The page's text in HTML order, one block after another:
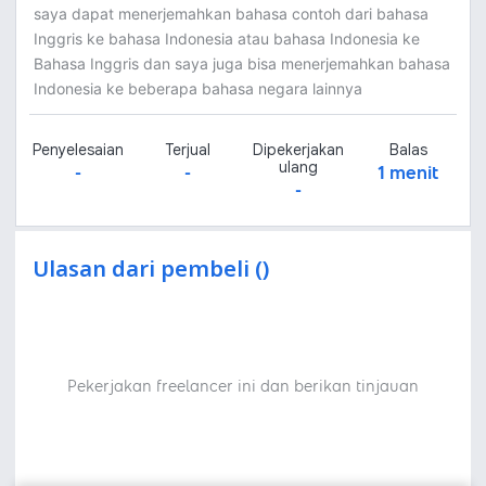
saya dapat menerjemahkan bahasa contoh dari bahasa
Inggris ke bahasa Indonesia atau bahasa Indonesia ke
Bahasa Inggris dan saya juga bisa menerjemahkan bahasa
Indonesia ke beberapa bahasa negara lainnya
Penyelesaian
-
Terjual
-
Dipekerjakan
ulang
-
Balas
1 menit
Ulasan dari pembeli ()
Pekerjakan freelancer ini dan berikan tinjauan